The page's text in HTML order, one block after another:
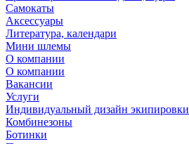
Самокаты
Аксессуары
Литература, календари
Мини шлемы
О компании
О компании
Вакансии
Услуги
Индивидуальный дизайн экипировки
Комбинезоны
Ботинки